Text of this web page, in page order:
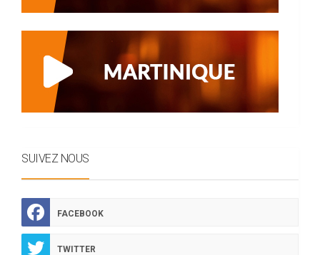
SUIVEZ NOUS
FACEBOOK
TWITTER